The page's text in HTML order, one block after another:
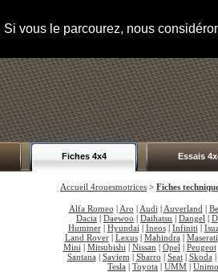
vous le parcourez, nous
Fiches 4x4 Essais
Accueil 4rouesmotrices > Fiches
Alfa Romeo | Aro | Audi | Auverland |
Dacia | Daewoo | Daihatsu | Dangel |
Hummer| Hyundai | Ineos| Infiniti |
Land Rover| Lexus| Mahindra | Maserati
Mini | Mitsubishi | Nissan | Opel | Peugeot
Santana | Saviem | Sbarro | Seat| Skoda |
Tesla | Toyota | UMM |